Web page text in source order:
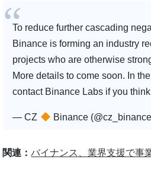
To reduce further cascading
Binance is forming an industry
projects who are otherwise
More details to come soon. In
contact Binance Labs if you
— CZ Binance
関連：バイナンス、業界支援で事